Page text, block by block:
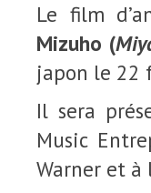
Le film
Mizuho (
japon le 22
Il sera
Music
Warner et à